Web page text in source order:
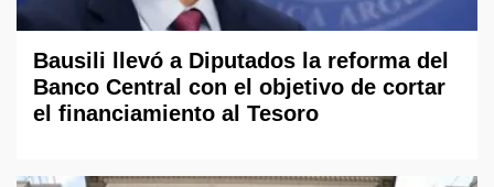
Bausili llevó a Diputados la reforma del
Banco Central con el objetivo de cortar
el financiamiento al Tesoro